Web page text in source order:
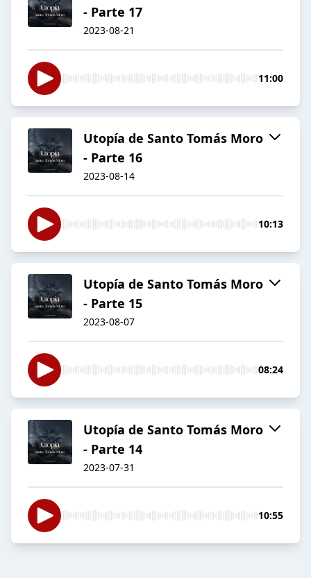
- Parte 17
2023-08-21
11:00
Utopía de Santo Tomás Moro
- Parte 16
2023-08-14
10:13
Utopía de Santo Tomás Moro
- Parte 15
2023-08-07
08:24
Utopía de Santo Tomás Moro
- Parte 14
2023-07-31
10:55